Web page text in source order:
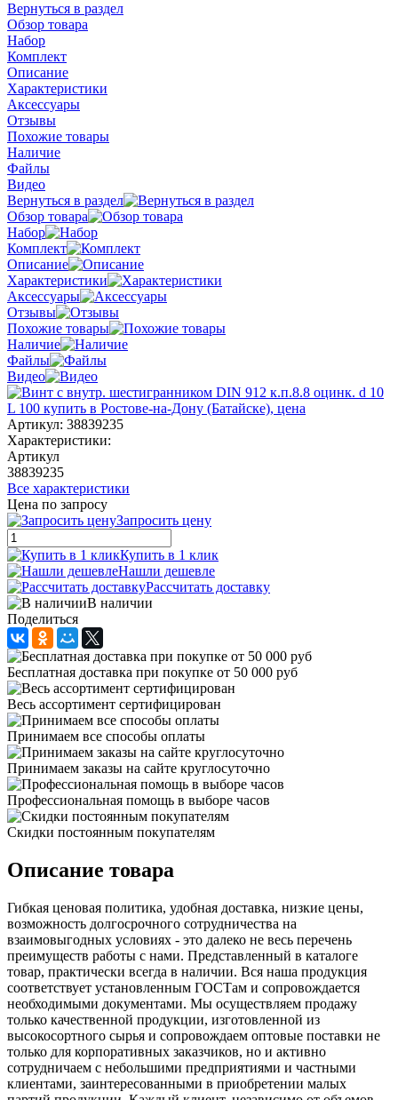
Вернуться в раздел
Обзор товара
Набор
Комплект
Описание
Характеристики
Аксессуары
Отзывы
Похожие товары
Наличие
Файлы
Видео
Вернуться в раздел
Обзор товара
Набор
Комплект
Описание
Характеристики
Аксессуары
Отзывы
Похожие товары
Наличие
Файлы
Видео
Артикул: 38839235
Характеристики:
Артикул
38839235
Все характеристики
Цена по запросу
Запросить цену
Купить в 1 клик
Нашли дешевле
Рассчитать доставку
В наличии
Поделиться
Бесплатная доставка при покупке от 50 000 руб
Весь ассортимент сертифицирован
Принимаем все способы оплаты
Принимаем заказы на сайте круглосуточно
Профессиональная помощь в выборе часов
Скидки постоянным покупателям
Описание товара
Гибкая ценовая политика, удобная доставка, низкие цены,
возможность долгосрочного сотрудничества на
взаимовыгодных условиях - это далеко не весь перечень
преимуществ работы с нами. Представленный в каталоге
товар, практически всегда в наличии. Вся наша продукция
соответствует установленным ГОСТам и сопровождается
необходимыми документами. Мы осуществляем продажу
только качественной продукции, изготовленной из
высокосортного сырья и сопровождаем оптовые поставки не
только для корпоративных заказчиков, но и активно
сотрудничаем с небольшими предприятиями и частными
клиентами, заинтересованными в приобретении малых